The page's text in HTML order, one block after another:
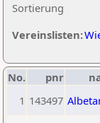
Sortierung
Vereinslisten:
No. pnr
1 143497